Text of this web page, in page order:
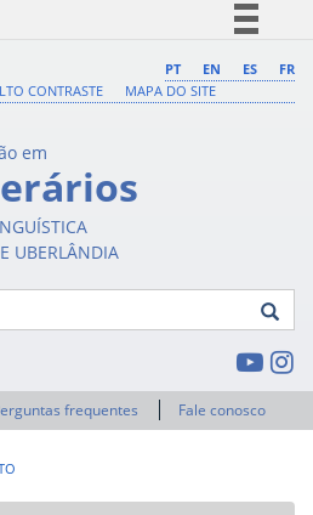
Comunica BR
Acesso à informação
Legislação
PT EN ES
FR
CONTRASTE MAPA DO SITE
em
UBERLÂNDIA
frequentes Fale conosco